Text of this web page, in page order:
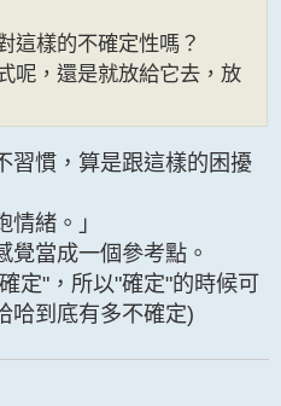
這樣的不確定性嗎？
呢，還是就放給它去，放
習慣，算是跟這樣的困擾
緒。」
覺當成一個參考點。
定"，所以"確定"的時候可
哈到底有多不確定)